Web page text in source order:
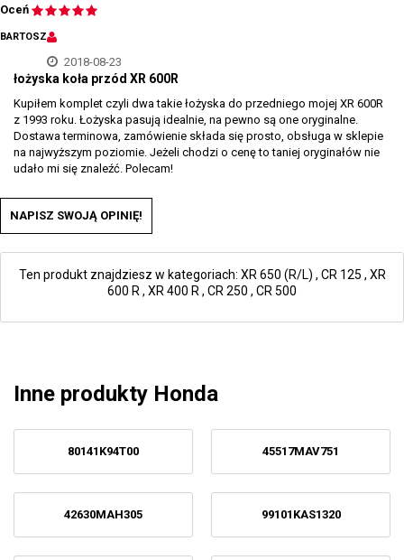
Oceń
BARTOSZ
2018-08-23
łożyska koła przód XR 600R
Kupiłem komplet czyli dwa takie łożyska do przedniego mojej XR 600R
z 1993 roku. Łożyska pasują idealnie, na pewno są one oryginalne.
Dostawa terminowa, zamówienie składa się prosto, obsługa w sklepie
na najwyższym poziomie. Jeżeli chodzi o cenę to taniej oryginałów nie
udało mi się znaleźć. Polecam!
NAPISZ SWOJĄ OPINIĘ!
Ten produkt znajdziesz w kategoriach: XR 650 (R/L) , CR 125 , XR
600 R , XR 400 R , CR 250 , CR 500
Inne produkty Honda
80141K94T00 45517MAV751
42630MAH305 99101KAS1320